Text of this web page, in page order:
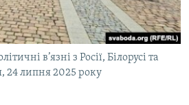
в’язні з Росії, Білорусі та
24 липня 2025 року